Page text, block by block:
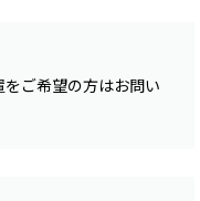
ご希望の方はお問い